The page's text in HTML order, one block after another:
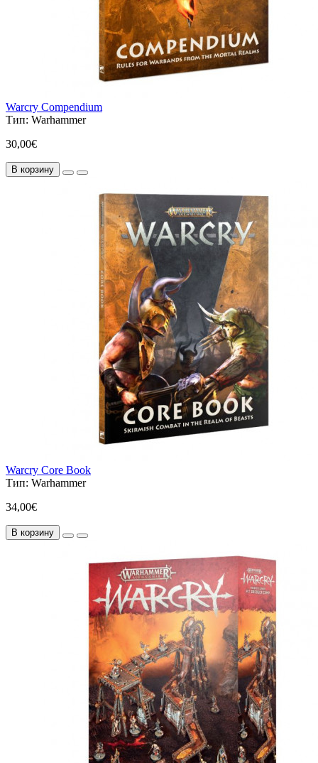
Warcry Compendium
Тип: Warhammer
30,00€
В корзину
Warcry Core Book
Тип: Warhammer
34,00€
В корзину